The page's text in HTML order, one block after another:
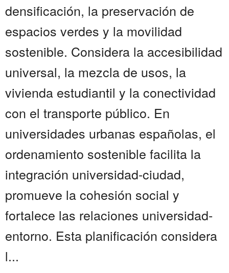
densificación, la preservación de
espacios verdes y la movilidad
sostenible. Considera la accesibilidad
universal, la mezcla de usos, la
vivienda estudiantil y la conectividad
con el transporte público. En
universidades urbanas españolas, el
ordenamiento sostenible facilita la
integración universidad-ciudad,
promueve la cohesión social y
fortalece las relaciones universidad-
entorno. Esta planificación considera
l...